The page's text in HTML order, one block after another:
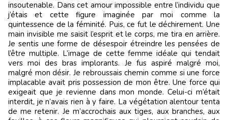
insoutenable. Dans cet amour impossible entre l’individu que
j’étais et cette figure imaginée par moi comme la
quintessence de la féminité. Puis, ce fut le déchirement. Une
main invisible me saisit l’esprit et le corps, me tira en arrière.
Je sentis une forme de désespoir étreindre les pensées de
l’être multiple. L’image de cette femme idéale qui tendait
vers moi des bras implorants. Je fus aspiré malgré moi,
malgré mon désir. Je rebroussais chemin comme si une force
implacable avait pris possession de mon être. Une force qui
exigeait que je revienne dans mon monde. Celui-ci m’était
interdit, je n’avais rien à y faire. La végétation alentour tenta
de me retenir. Je m’accrochais aux tiges, aux branches, aux